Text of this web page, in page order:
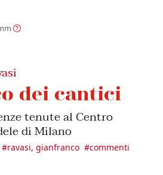
dei cantici
tenute al Centro
di Milano
#ravasi, gianfranco #commenti